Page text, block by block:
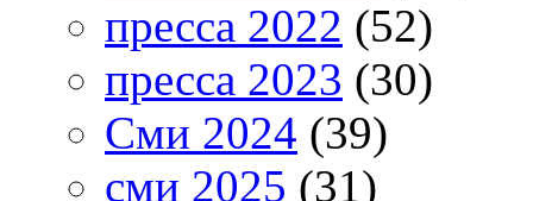
пресса 2022 (52)
пресса 2023 (30)
Сми 2024 (39)
сми 2025 (31)